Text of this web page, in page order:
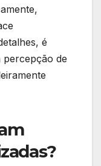
é
percepção de